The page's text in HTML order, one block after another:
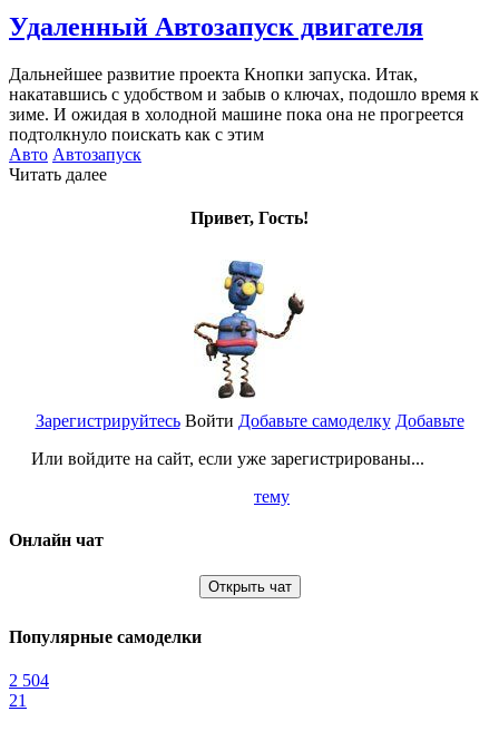
Удаленный Автозапуск двигателя
Дальнейшее развитие проекта Кнопки запуска. Итак,
накатавшись с удобством и забыв о ключах, подошло время к
зиме. И ожидая в холодной машине пока она не прогреется
подтолкнуло поискать как с этим
Авто Автозапуск
Читать далее
Привет, Гость!
Зарегистрируйтесь
Или войдите на сайт, если уже зарегистрированы...
Войти Добавьте самоделку Добавьте
тему
Онлайн чат
Открыть чат
Популярные самоделки
2 504
21